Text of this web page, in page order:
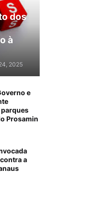
dos
à
2025
e
Prosamin
a